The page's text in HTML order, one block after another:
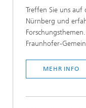
Treffen Sie uns auf
Nürnberg und
Fraunhofer-
MEHR INFO